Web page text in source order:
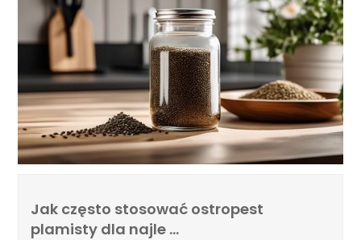
Jak często stosować ostropest
plamisty dla najle …